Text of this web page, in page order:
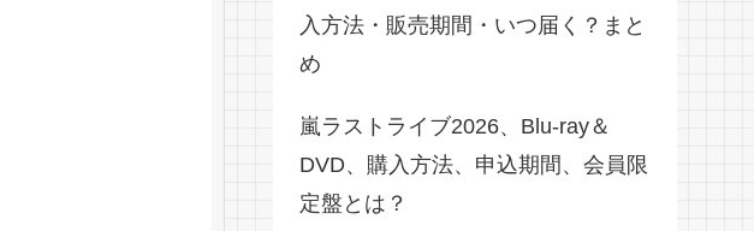
入方法・販売期間・いつ届く？まと
め
嵐ラストライブ2026、Blu-ray＆
DVD、購入方法、申込期間、会員限
定盤とは？